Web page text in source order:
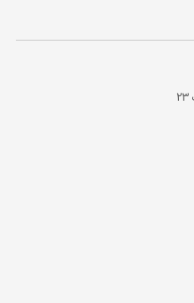
خیابان دانشگاه و فخررازی کوچه قدیری پلاک 23